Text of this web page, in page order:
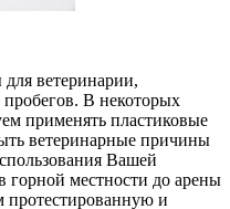
ветеринарии,
пробегов. В некоторых
применять пластиковые
ветеринарные причины
Вашей
горной местности до арены
и